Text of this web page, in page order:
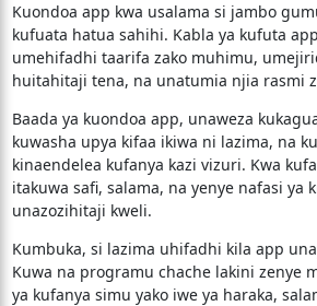
Kuondoa app kwa usalama si jambo
kufuata hatua sahihi. Kabla ya kufuta
umehifadhi taarifa zako muhimu,
huitahitaji tena, na unatumia njia rasmi
Baada ya kuondoa app, unaweza
kuwasha upya kifaa ikiwa ni lazima, na
kinaendelea kufanya kazi vizuri. Kwa
itakuwa safi, salama, na yenye nafasi ya
unazozihitaji kweli.
Kumbuka, si lazima uhifadhi kila app
Kuwa na programu chache lakini zenye
ya kufanya simu yako iwe ya haraka,